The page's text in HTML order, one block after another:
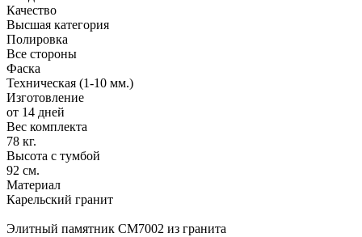
Качество
Высшая категория
Полировка
Все стороны
Фаска
Техническая (1-10 мм.)
Изготовление
от 14 дней
Вес комплекта
78 кг.
Высота с тумбой
92 см.
Материал
Карельский гранит
Элитный памятник CM7002 из гранита